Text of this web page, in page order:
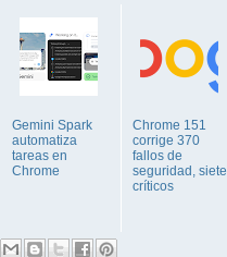
Gemini Spark
automatiza
tareas en
Chrome
Chrome 151
corrige 370
fallos de
seguridad, siete
críticos